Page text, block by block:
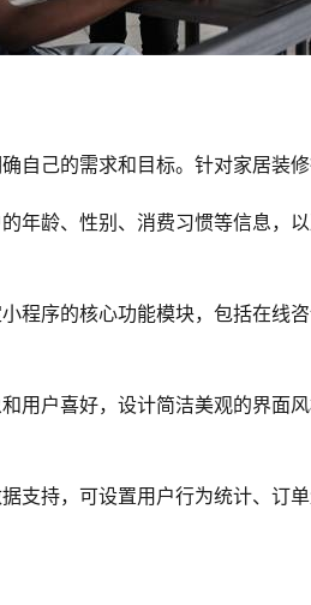
自己的需求和目标。针对家居装
年龄、性别、消费习惯等信息，
程序的核心功能模块，包括在线
用户喜好，设计简洁美观的界面
支持，可设置用户行为统计、订单